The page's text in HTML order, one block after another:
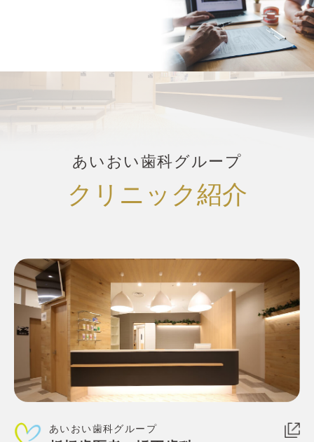
あいおい歯科グループ
クリニック紹介
あいおい歯科グループ